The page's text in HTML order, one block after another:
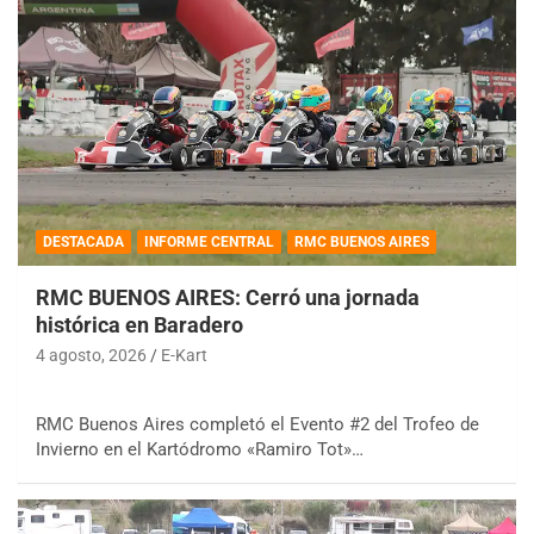
DESTACADA INFORME CENTRAL RMC BUENOS AIRES
RMC BUENOS AIRES: Cerró una jornada
histórica en Baradero
4 agosto, 2026 E-Kart
RMC Buenos Aires completó el Evento #2 del Trofeo de
Invierno en el Kartódromo «Ramiro Tot»…